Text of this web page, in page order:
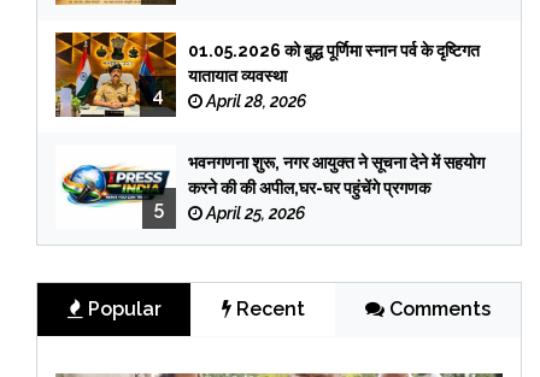
4
01.05.2026 को बुद्ध पूर्णिमा स्नान पर्व के दृष्टिगत
यातायात व्यवस्था
April 28, 2026
5
भवनगणना शुरू, नगर आयुक्त ने सूचना देने में सहयोग
करने की की अपील,घर-घर पहुंचेंगे प्रगणक
April 25, 2026
Popular Recent Comments